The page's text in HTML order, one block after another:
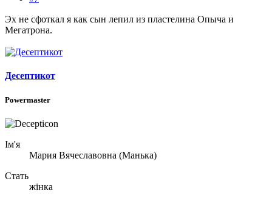
#7
Эх не сфоткал я как сын лепил из пластелина Опыча и
Мегатрона.
Десептикот
Powermaster
Ім'я
Мария Вячеславовна (Манька)
Стать
жінка